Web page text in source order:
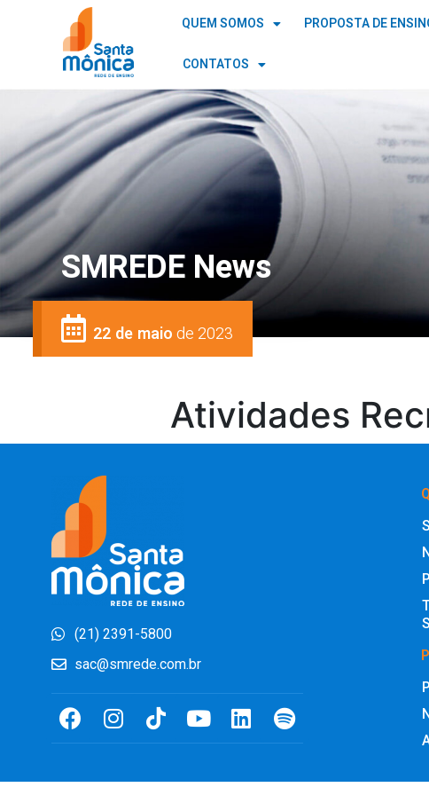
QUEM SOMOS PROPOSTA DE
CONTATOS
SMREDE News
22 de maiode 2023
Atividades
(21) 2391-5800
sac@smrede.com.br